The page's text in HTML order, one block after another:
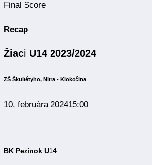
Final Score
Recap
Žiaci U14 2023/2024
ZŠ Škultétyho, Nitra - Klokočina
10. februára 202415:00
BK Pezinok U14